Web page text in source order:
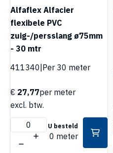
Alfaflex Alfacier
flexibele PVC
zuig-/persslang ø75mm
- 30 mtr
411340|Per 30 meter
€ 27,77per meter
excl. btw.
U besteld
0 meter